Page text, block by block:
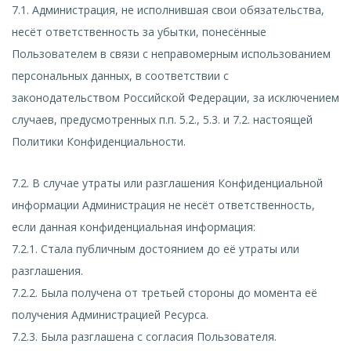
7.1. Администрация, не исполнившая свои обязательства,
несёт ответственность за убытки, понесённые
Пользователем в связи с неправомерным использованием
персональных данных, в соответствии с
законодательством Российской Федерации, за исключением
случаев, предусмотренных п.п. 5.2., 5.3. и 7.2. настоящей
Политики Конфиденциальности.
7.2. В случае утраты или разглашения Конфиденциальной
информации Администрация не несёт ответственность,
если данная конфиденциальная информация:
7.2.1. Стала публичным достоянием до её утраты или
разглашения.
7.2.2. Была получена от третьей стороны до момента её
получения Администрацией Ресурса.
7.2.3. Была разглашена с согласия Пользователя.